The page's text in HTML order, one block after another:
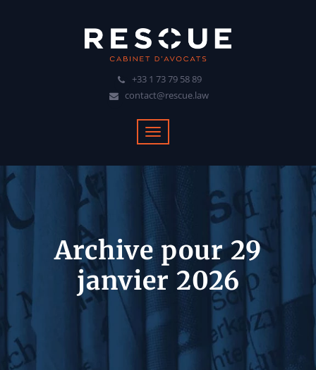
+33 1 73 79 58 89
contact@rescue.law
Archive pour 29
janvier 2026